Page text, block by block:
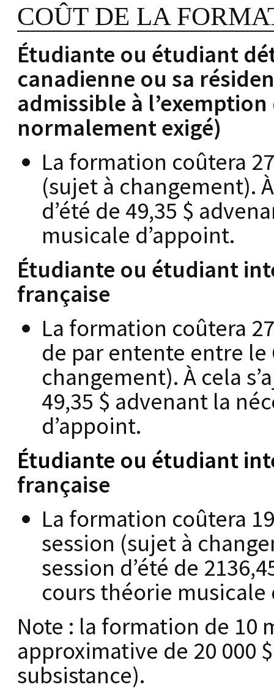
COÛT DE LA
Étudiante ou étudiant
canadienne ou sa
admissible à
normalement exigé)
La formation coûtera
(sujet à changement).
d’été de 49,35 $
musicale d’appoint.
Étudiante ou étudiant
française
La formation coûtera
de par entente entre le
changement). À cela
49,35 $ advenant la
d’appoint.
Étudiante ou étudiant
française
La formation coûtera
session (sujet à
session d’été de
cours théorie musicale
Note : la formation de 10
approximative de 20 000
subsistance).